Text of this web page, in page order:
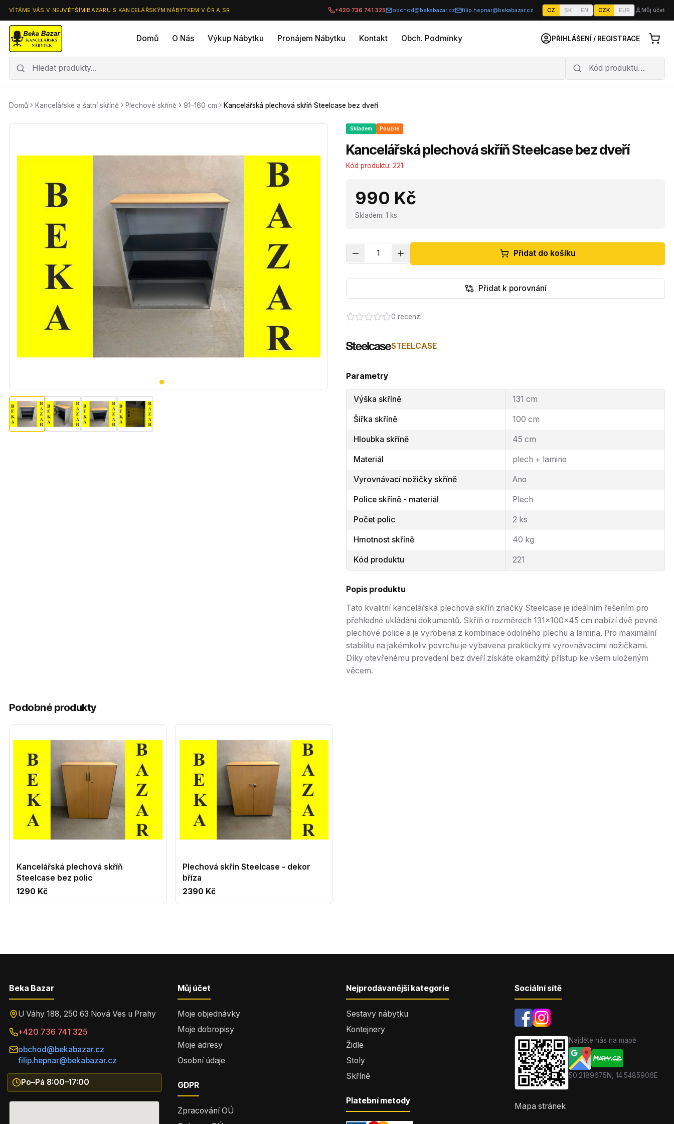
NEJVĚTŠÍ VÝBĚR – NEJVĚTŠÍ PRODEJNÍ PLOCHA – DOPRAVA PO CELÉ ČR A SR +420 736 741 325 obchod@bekabazar.cz filip.hepnar@bekabazar.cz CZ SK EN CZK EUR Můj účet
Domů O Nás Výkup Nábytku Pronájem Nábytku Kontakt Obch. Podmínky PŘIHLÁŠENÍ / REGISTRACE
Domů Kancelářské a šatní skříně Plechové skříně 91–160 cm Kancelářská plechová skříň Steelcase bez dveří
Skladem Použité
Kancelářská plechová skříň Steelcase bez dveří
Kód produktu: 221
990 Kč
Skladem: 1 ks
1 Přidat do košíku
Přidat k porovnání
0 recenzí
STEELCASE
Parametry
Výška skříně 131 cm
Šířka skříně 100 cm
Hloubka skříně 45 cm
Materiál plech + lamino
Vyrovnávací nožičky skříně Ano
Police skříně - materiál Plech
Počet polic 2 ks
Hmotnost skříně 40 kg
Kód produktu 221
Popis produktu
Tato kvalitní kancelářská plechová skříň značky Steelcase je ideálním řešením pro
přehledné ukládání dokumentů. Skříň o rozměrech 131x100x45 cm nabízí dvě pevné
plechové police a je vyrobena z kombinace odolného plechu a lamina. Pro maximální
stabilitu na jakémkoliv povrchu je vybavena praktickými vyrovnávacími nožičkami.
Díky otevřenému provedení bez dveří získáte okamžitý přístup ke všem uloženým
věcem.
Podobné produkty
Kancelářská plechová skříň
Steelcase bez polic
1290 Kč
Plechová skřín Steelcase - dekor
bříza
2390 Kč
Beka Bazar
U Váhy 188, 250 63 Nová Ves u Prahy
+420 736 741 325
obchod@bekabazar.cz
filip.hepnar@bekabazar.cz
Po–Pá 8:00–17:00
Můj účet
Moje objednávky
Moje dobropisy
Moje adresy
Osobní údaje
GDPR
Zpracování OÚ
Nejprodávanější kategorie
Sestavy nábytku
Kontejnery
Židle
Stoly
Skříně
Platební metody
Sociální sítě
Najděte nás na mapě
50.2189675N, 14.5485906E
Mapa stránek